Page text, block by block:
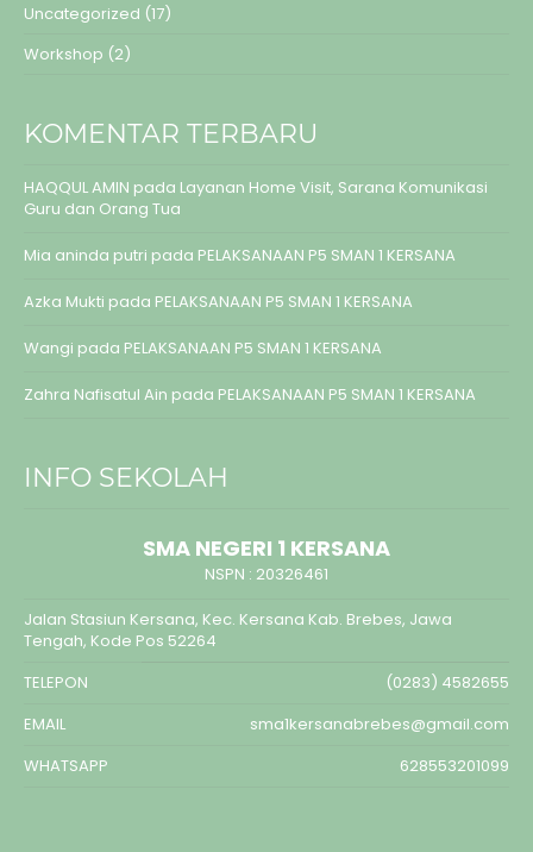
Uncategorized (17)
Workshop (2)
KOMENTAR TERBARU
HAQQUL AMIN pada Layanan Home Visit, Sarana Komunikasi
Guru dan Orang Tua
Mia aninda putri pada PELAKSANAAN P5 SMAN 1 KERSANA
Azka Mukti pada PELAKSANAAN P5 SMAN 1 KERSANA
Wangi pada PELAKSANAAN P5 SMAN 1 KERSANA
Zahra Nafisatul Ain pada PELAKSANAAN P5 SMAN 1 KERSANA
INFO SEKOLAH
SMA NEGERI 1 KERSANA
NSPN : 20326461
Jalan Stasiun Kersana, Kec. Kersana Kab. Brebes, Jawa
Tengah, Kode Pos 52264
TELEPON
(0283) 4582655
EMAIL
sma1kersanabrebes@gmail.com
WHATSAPP
628553201099